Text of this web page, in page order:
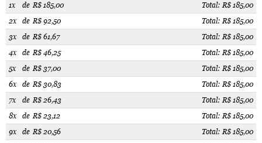
1x de R$ 185,00
Total: R$ 185,00
2x
de R$ 92,50
Total: R$ 185,00
3x
de R$ 61,67
Total: R$ 185,00
4x
de R$ 46,25
Total: R$ 185,00
5x
de R$ 37,00
Total: R$ 185,00
6x
de R$ 30,83
Total: R$ 185,00
7x
de R$ 26,43
Total: R$ 185,00
8x
de R$ 23,12
Total: R$ 185,00
9x
de R$ 20,56
Total: R$ 185,00